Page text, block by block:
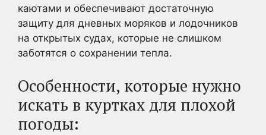
каютами и обеспечивают достаточную
защиту для дневных моряков и лодочников
на открытых судах, которые не слишком
заботятся о сохранении тепла.
Особенности, которые нужно
искать в куртках для плохой
погоды: